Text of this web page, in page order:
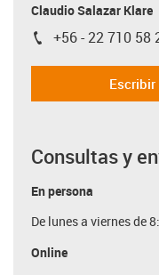
Claudio Salazar Klare
igus-icon-phone
+56 - 22 710 58
Consultas y
En persona
De lunes a viernes de
Online